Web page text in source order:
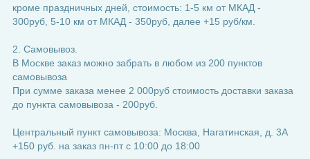
кроме праздничных дней, стоимость: 1-5 км от МКАД -
300руб, 5-10 км от МКАД - 350руб, далее +15 руб/км.
2. Самовывоз.
В Москве заказ можно забрать в любом из 200 пунктов
самовывоза
При сумме заказа менее 2 000руб стоимость доставки заказа
до пункта самовывоза - 200руб.
Центральный пункт самовывоза: Москва, Нагатинская, д. 3А
+150 руб. на заказ пн-пт с 10:00 до 18:00